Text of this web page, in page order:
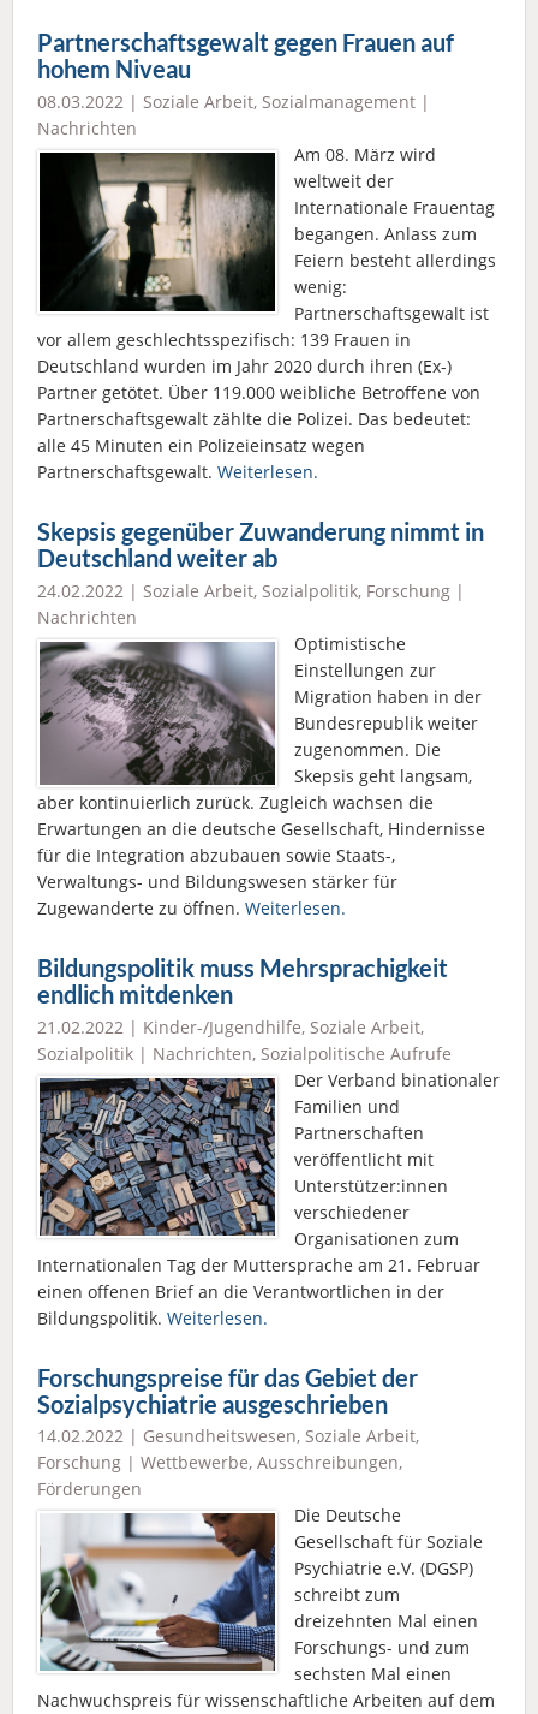
Partnerschaftsgewalt gegen Frauen auf
hohem Niveau
08.03.2022 | Soziale Arbeit, Sozialmanagement |
Nachrichten
Am 08. März wird
weltweit der
Internationale Frauentag
begangen. Anlass zum
Feiern besteht allerdings
wenig:
Partnerschaftsgewalt ist
vor allem geschlechtsspezifisch: 139 Frauen in
Deutschland wurden im Jahr 2020 durch ihren (Ex-)
Partner getötet. Über 119.000 weibliche Betroffene von
Partnerschaftsgewalt zählte die Polizei. Das bedeutet:
alle 45 Minuten ein Polizeieinsatz wegen
Partnerschaftsgewalt. Weiterlesen.
Skepsis gegenüber Zuwanderung nimmt in
Deutschland weiter ab
24.02.2022 | Soziale Arbeit, Sozialpolitik, Forschung |
Nachrichten
Optimistische
Einstellungen zur
Migration haben in der
Bundesrepublik weiter
zugenommen. Die
Skepsis geht langsam,
aber kontinuierlich zurück. Zugleich wachsen die
Erwartungen an die deutsche Gesellschaft, Hindernisse
für die Integration abzubauen sowie Staats-,
Verwaltungs- und Bildungswesen stärker für
Zugewanderte zu öffnen. Weiterlesen.
Bildungspolitik muss Mehrsprachigkeit
endlich mitdenken
21.02.2022 | Kinder-/Jugendhilfe, Soziale Arbeit,
Sozialpolitik | Nachrichten, Sozialpolitische Aufrufe
Der Verband binationaler
Familien und
Partnerschaften
veröffentlicht mit
Unterstützer:innen
verschiedener
Organisationen zum
Internationalen Tag der Muttersprache am 21. Februar
einen offenen Brief an die Verantwortlichen in der
Bildungspolitik. Weiterlesen.
Forschungspreise für das Gebiet der
Sozialpsychiatrie ausgeschrieben
14.02.2022 | Gesundheitswesen, Soziale Arbeit,
Forschung | Wettbewerbe, Ausschreibungen,
Förderungen
Die Deutsche
Gesellschaft für Soziale
Psychiatrie e.V. (DGSP)
schreibt zum
dreizehnten Mal einen
Forschungs- und zum
sechsten Mal einen
Nachwuchspreis für wissenschaftliche Arbeiten auf dem